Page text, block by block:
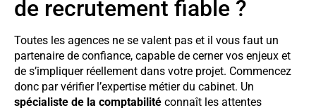
de recrutement fiable ?
Toutes les agences ne se valent pas et il vous faut un
partenaire de confiance, capable de cerner vos enjeux et
de s’impliquer réellement dans votre projet. Commencez
donc par vérifier l’expertise métier du cabinet. Un
spécialiste de la comptabilité connaît les attentes